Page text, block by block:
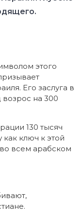
панарабизма
этого
Его заслуга в
на 300
130 тысяч
ключ к этой
всем арабском